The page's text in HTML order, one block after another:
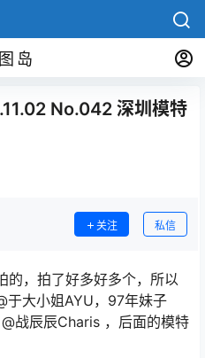
岛
No.042 深圳模特
关注 私信
的，拍了好多好多个，所以
于大小姐AYU，97年妹子
战辰辰Charis ，后面的模特